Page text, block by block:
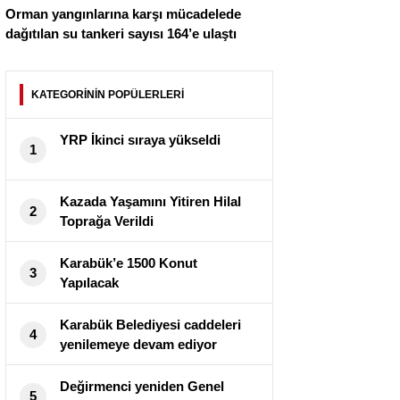
Orman yangınlarına karşı mücadelede
dağıtılan su tankeri sayısı 164’e ulaştı
KATEGORİNİN POPÜLERLERİ
1
YRP İkinci sıraya yükseldi
2
Kazada Yaşamını Yitiren Hilal
Toprağa Verildi
3
Karabük’e 1500 Konut
Yapılacak
4
Karabük Belediyesi caddeleri
yenilemeye devam ediyor
5
Değirmenci yeniden Genel